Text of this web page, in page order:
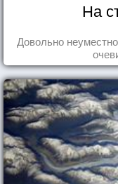
На
Довольно